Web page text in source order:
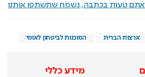
טעות בכתבה, נשמח שתשתפו אותנו
ארצות הברית הסוכנות לביטחון לאומי
מידע כללי